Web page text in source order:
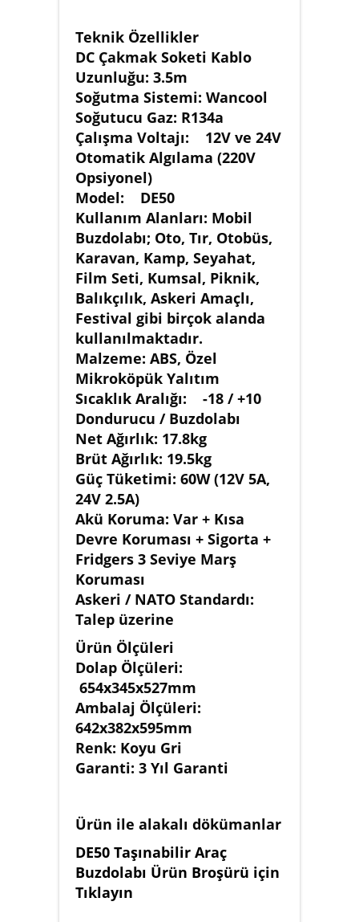
Teknik Özellikler
DC Çakmak Soketi Kablo
Uzunluğu: 3.5m
Soğutma Sistemi: Wancool
Soğutucu Gaz: R134a
Çalışma Voltajı: 12V ve 24V
Otomatik Algılama (220V
Opsiyonel)
Model: DE50
Kullanım Alanları: Mobil
Buzdolabı; Oto, Tır, Otobüs,
Karavan, Kamp, Seyahat,
Film Seti, Kumsal, Piknik,
Balıkçılık, Askeri Amaçlı,
Festival gibi birçok alanda
kullanılmaktadır.
Malzeme: ABS, Özel
Mikroköpük Yalıtım
Sıcaklık Aralığı: -18 / +10
Dondurucu / Buzdolabı
Net Ağırlık: 17.8kg
Brüt Ağırlık: 19.5kg
Güç Tüketimi: 60W (12V 5A,
24V 2.5A)
Akü Koruma: Var + Kısa
Devre Koruması + Sigorta +
Fridgers 3 Seviye Marş
Koruması
Askeri / NATO Standardı:
Talep üzerine
Ürün Ölçüleri
Dolap Ölçüleri:
654x345x527mm
Ambalaj Ölçüleri:
642x382x595mm
Renk: Koyu Gri
Garanti: 3 Yıl Garanti
Ürün ile alakalı dökümanlar
DE50 Taşınabilir Araç
Buzdolabı Ürün Broşürü için
Tıklayın